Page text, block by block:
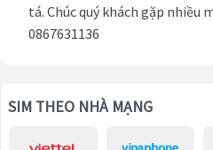
tá. Chúc quý khách gặp nhiều
0867631136
SIM THEO NHÀ MẠNG